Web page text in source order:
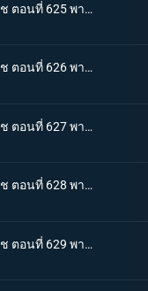
One piece วันพีช ตอนที่ 625 พากย์ไทย ตึงเครียด! อาโอคิยิ ปะทะ โดฟลามิงโก้
One piece วันพีช ตอนที่ 626 พากย์ไทย ซีซาร์หายตัวไป! พันธมิตรโจรสลัดจู่โจม
One piece วันพีช ตอนที่ 627 พากย์ไทย ลูฟี่ตายในทะเล!? พันธมิตรโจรสลัดแตกหัก
One piece วันพีช ตอนที่ 628 พากย์ไทย การพลิกกลับครั้งใหญ่! ลูฟี่ระเบิดหมัดแห่งความโกรธ!!!
One piece วันพีช ตอนที่ 629 พากย์ไทย ตะลึง! ข่าวใหญ่ที่สั่นสะเทือนนิวเวิลด์